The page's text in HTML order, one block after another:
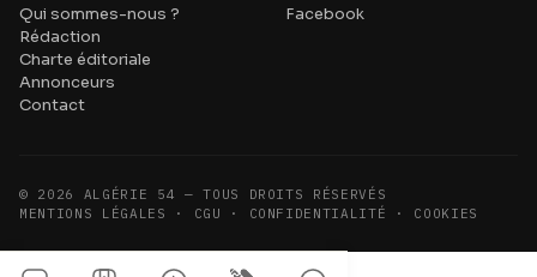
Qui sommes-nous ?
Rédaction
Charte éditoriale
Annonceurs
Contact
Facebook
© 2026
ALGÉRIE 54 — TOUS DROITS RÉSERVÉS
MENTIONS LÉGALES · CGU · CONFIDENTIALITÉ · COOKIES